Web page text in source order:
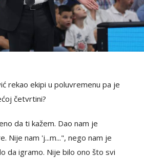
rekao ekipi u poluvremenu pa je
četvrtini?
da ti kažem. Dao nam je
Nije nam 'j...m...", nego nam je
da igramo. Nije bilo ono što svi